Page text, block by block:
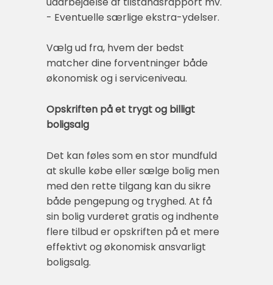
- Eventuelle særlige ekstra-ydelser.
Vælg ud fra, hvem der bedst
matcher dine forventninger både
økonomisk og i serviceniveau.
Opskriften på et trygt og billigt
boligsalg
Det kan føles som en stor mundfuld
at skulle købe eller sælge bolig men
med den rette tilgang kan du sikre
både pengepung og tryghed. At få
sin bolig vurderet gratis og indhente
flere tilbud er opskriften på et mere
effektivt og økonomisk ansvarligt
boligsalg.